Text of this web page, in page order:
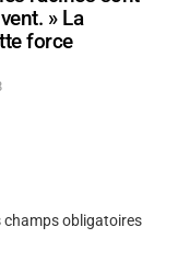
» La
force
champs obligatoires